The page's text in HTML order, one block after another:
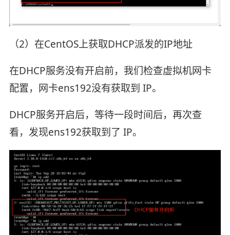
（2）在CentOS上获取DHCP派发的IP地址
在DHCP服务没有开启前，我们检查虚拟机网卡
配置，网卡ens192没有获取到 IP。
DHCP服务开启后，等待一段时间后，再次查
看，发现ens192获取到了 IP。